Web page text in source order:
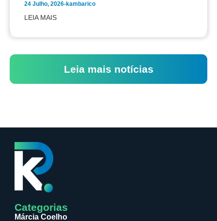
24 Julho, 2026-kambarico
LEIA MAIS
Leia mais notícias
Categorias
Márcia Coelho